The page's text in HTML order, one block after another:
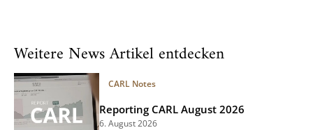
Weitere News Artikel entdecken
CARL Notes
Reporting CARL August 2026
6. August 2026